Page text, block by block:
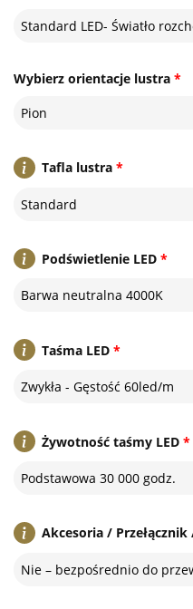
*
Wybierz orientacje lustra
Pion
*
Tafla lustra
Standard
*
Podświetlenie LED
Barwa neutralna 4000K
*
Taśma LED
Zwykła - Gęstość 60led/m
*
Żywotność taśmy LED
Podstawowa 30 000 godz.
Akcesoria /
Nie – bezpośrednio do